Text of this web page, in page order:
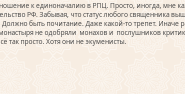
к единоначалию в РПЦ. Просто, иногда, мне
РФ. Забывая, что статус любого священника
быть почитание. Даже какой-то трепет. Иначе
не одобряли монахов и послушников
так просто. Хотя они не экуменисты.